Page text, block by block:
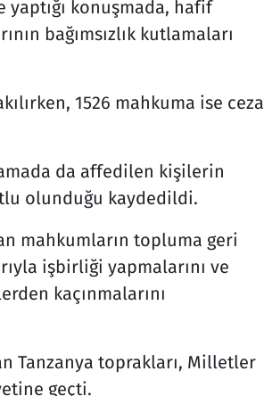
yaptığı konuşmada, hafif
bağımsızlık kutlamaları
1526 mahkuma ise ceza
da affedilen kişilerin
olunduğu kaydedildi.
mahkumların topluma geri
işbirliği yapmalarını ve
kaçınmalarını
Tanzanya toprakları, Milletler
geçti.